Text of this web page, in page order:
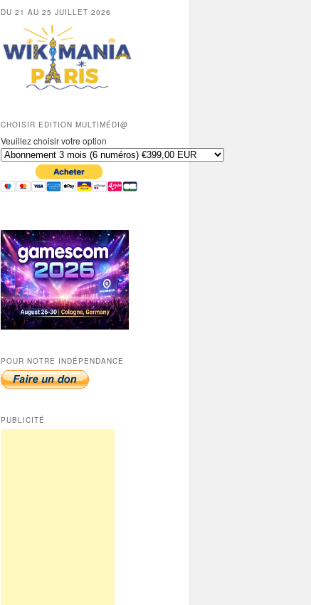
DU 21 AU 25 JUILLET 2026
CHOISIR EDITION MULTIMÉDI@
Veuillez choisir votre option
POUR NOTRE INDÉPENDANCE
PUBLICITÉ